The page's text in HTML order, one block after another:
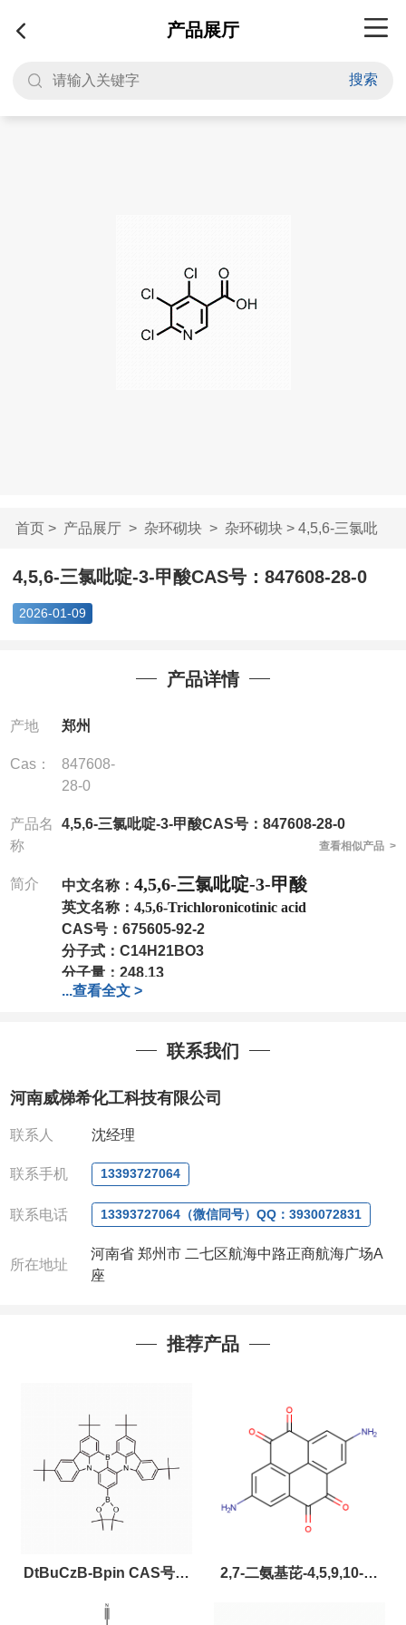
产品展厅
搜索
首页> 产品展厅> 杂环砌块> 杂环砌块> 4,5,6-三氯吡
啶-3-甲酸CAS号：...
4,5,6-三氯吡啶-3-甲酸CAS号：847608-28-0
2026-01-09
产品详情
产地 郑州
Cas：
847608-
28-0
产品名
称
4,5,6-三氯吡啶-3-甲酸CAS号：847608-28-0
查看相似产品 >
简介 中文名称： 4,5,6-三氯吡啶-3-甲酸
英文名称： 4,5,6-Trichloronicotinic acid
CAS号： 675605-92-2
分子式： C14H21BO3
分子量： 248.13
包装：1Mg ; 5Mg;10Mg ;100Mg;250Mg ;500Mg
我司对高校及科研单位先发货和
作中有用到的试剂,欢迎前来询购
电话:0371-63377391/13393727064
QQ:3930072831
:13393727064
联系人: 沈晓东(欢迎致电
...查看全文 >
联系我们
河南威梯希化工科技有限公司
联系人 沈经理
联系手机 13393727064
联系电话 13393727064（微信同号）QQ：3930072831
所在地址
河南省 郑州市 二七区航海中路正商航海广场A
座
推荐产品
DtBuCzB-Bpin CAS号：
2643331-97-7
2,7-二氨基芘-4,5,9,10-四